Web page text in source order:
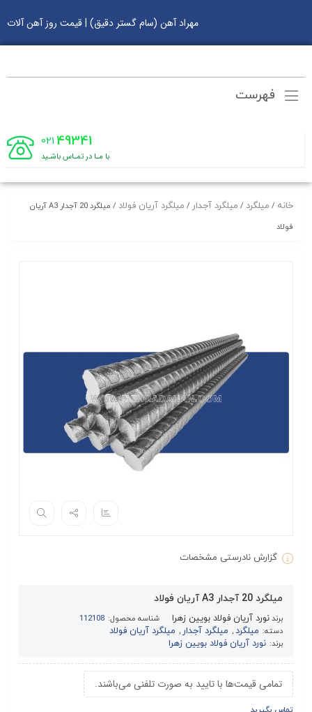
مهراد آهن (سام گستر دقیق) | قیمت روز آهن آلات
فهرست
49341
021
با مـا در تمـاس باشـید
خانه / میلگرد / میلگرد آجدار / میلگرد آریان فولاد
/ میلگرد 20 آجدار A3 آریان
فولاد
گزارش نادرستی مشخصات
میلگرد 20 آجدار A3 آریان فولاد
برندنورد آریان فولاد بویین زهرا شناسه محصول: 112108
دسته: میلگرد, میلگرد آجدار , میلگرد آریان فولاد
برند: نورد آریان فولاد بویین زهرا
تمامی قیمت‌ها با تایید به صورت تلفنی می‌باشند.